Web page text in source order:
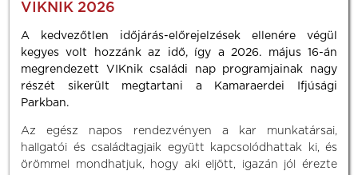
VIKNIK 2026
A kedvezőtlen időjárás-előrejelzések ellenére végül
kegyes volt hozzánk az idő, így a 2026. május 16-án
megrendezett VIKnik családi nap programjainak nagy
részét sikerült megtartani a Kamaraerdei Ifjúsági
Parkban.
Az egész napos rendezvényen a kar munkatársai,
hallgatói és családtagjaik együtt kapcsolódhattak ki, és
örömmel mondhatjuk, hogy aki eljött, igazán jól érezte